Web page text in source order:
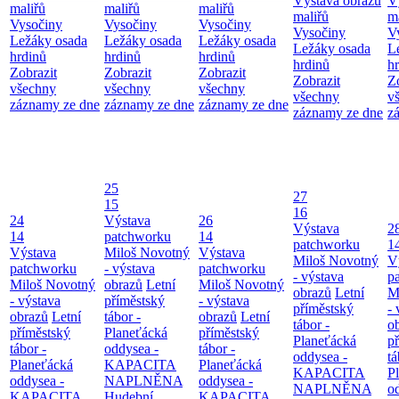
maliřů
Vysočiny
Ležáky osada
hrdinů
Zobrazit
všechny
záznamy ze dne
maliřů
Vysočiny
Ležáky osada
hrdinů
Zobrazit
všechny
záznamy ze dne
maliřů
Vysočiny
Ležáky osada
hrdinů
Zobrazit
všechny
záznamy ze dne
maliřů
Vysočiny
Ležáky osada
hrdinů
Zobrazit
všechny
záznamy ze dne
24
14
Výstava
patchworku
Miloš Novotný
- výstava
obrazů Letní
příměstský
tábor -
Planeťácká
oddysea -
25
15
Výstava
patchworku
Miloš Novotný
- výstava
obrazů Letní
příměstský
tábor -
Planeťácká
oddysea -
KAPACITA
NAPLNĚNA
26
14
Výstava
patchworku
Miloš Novotný
- výstava
obrazů Letní
příměstský
tábor -
Planeťácká
oddysea -
27
16
Výstava
patchworku
Miloš Novotný
- výstava
obrazů Letní
příměstský
tábor -
Planeťácká
oddysea -
KAPACITA
NAPLNĚNA
-